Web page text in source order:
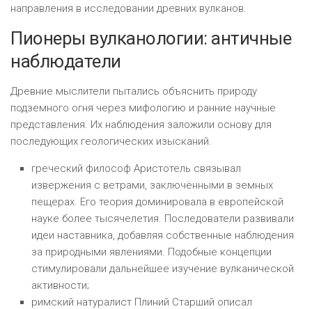
направления в исследовании древних вулканов.
Пионеры вулканологии: античные
наблюдатели
Древние мыслители пытались объяснить природу
подземного огня через мифологию и ранние научные
представления. Их наблюдения заложили основу для
последующих геологических изысканий.
греческий философ Аристотель связывал
извержения с ветрами, заключёнными в земных
пещерах. Его теория доминировала в европейской
науке более тысячелетия. Последователи развивали
идеи наставника, добавляя собственные наблюдения
за природными явлениями. Подобные концепции
стимулировали дальнейшее изучение вулканической
активности;
римский натуралист Плиний Старший описал